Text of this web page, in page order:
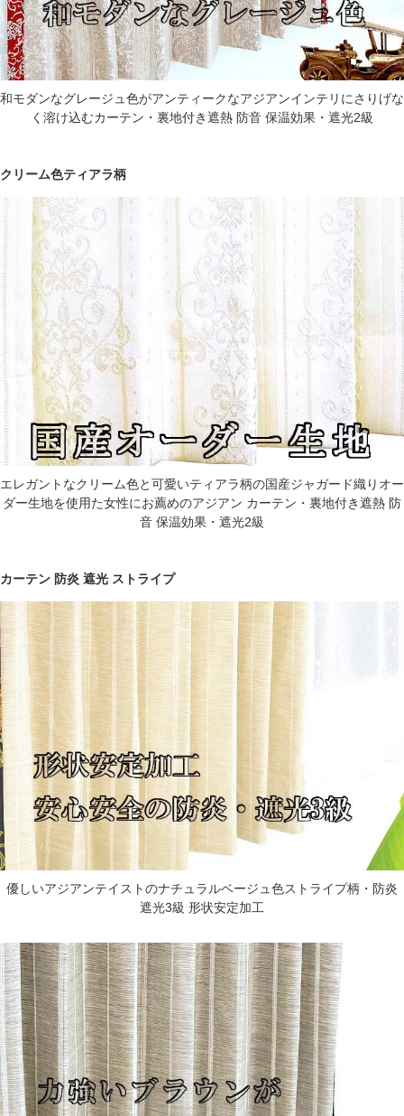
和モダンなグレージュ色がアンティークなアジアンインテリにさりげな
く溶け込むカーテン・裏地付き遮熱 防音 保温効果・遮光2級
クリーム色ティアラ柄
エレガントなクリーム色と可愛いティアラ柄の国産ジャガード織りオー
ダー生地を使用た女性にお薦めのアジアン カーテン・裏地付き遮熱 防
音 保温効果・遮光2級
カーテン 防炎 遮光 ストライプ
優しいアジアンテイストのナチュラルベージュ色ストライプ柄・防炎
遮光3級 形状安定加工